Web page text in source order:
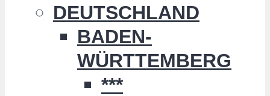
DEUTSCHLAND
BADEN-
WÜRTTEMBERG
***